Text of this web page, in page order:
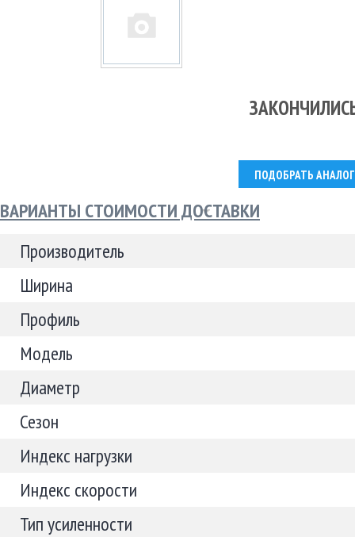
ПОДОБРАТЬ АНАЛОГ
ВАРИАНТЫ СТОИМОСТИ ДОСТАВКИ
Производитель
Ширина
Профиль
Модель
Диаметр
Сезон
Индекс нагрузки
Индекс скорости
Тип усиленности